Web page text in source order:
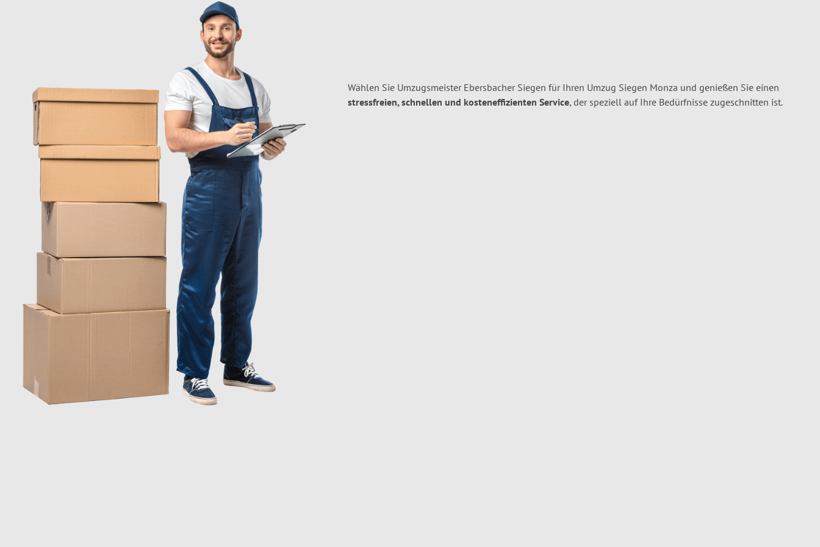
Wählen Sie Umzugsmeister Ebersbacher Siegen für Ihren Umzug Siegen Monza und genießen Sie einen
stressfreien, schnellen und kosteneffizienten Service, der speziell auf Ihre Bedürfnisse zugeschnitten ist.